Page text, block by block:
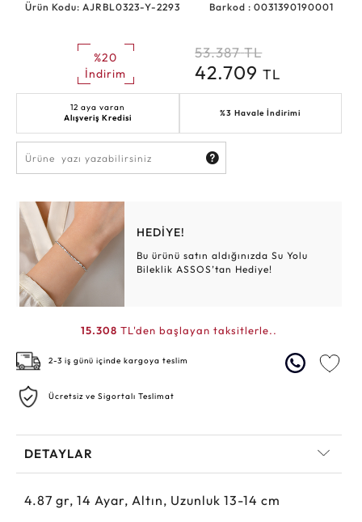
Ürün Kodu: AJRBL0323-Y-2293 Barkod : 0031390190001
%20
İndirim
53.387 TL
42.709TL
12 aya varan
Alışveriş Kredisi
%3 Havale İndirimi
HEDİYE!
Bu ürünü satın aldığınızda Su Yolu
Bileklik ASSOS’tan Hediye!
15.308 TL'den başlayan taksitlerle..
2-3 iş günü içinde kargoya teslim
Ücretsiz ve Sigortalı Teslimat
DETAYLAR
4.87 gr, 14 Ayar, Altın, Uzunluk 13-14 cm